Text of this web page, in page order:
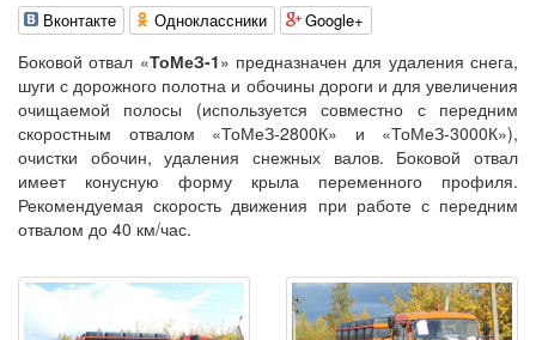
Вконтакте Одноклассники Google+
Боковой отвал «ТоМеЗ-1» предназначен для удаления снега,
шуги с дорожного полотна и обочины дороги и для увеличения
очищаемой полосы (используется совместно с передним
скоростным отвалом «ТоМеЗ-2800К» и «ТоМеЗ-3000К»),
очистки обочин, удаления снежных валов. Боковой отвал
имеет конусную форму крыла переменного профиля.
Рекомендуемая скорость движения при работе с передним
отвалом до 40 км/час.